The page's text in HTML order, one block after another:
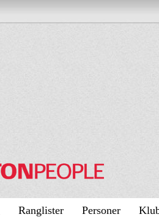
Ranglister Personer